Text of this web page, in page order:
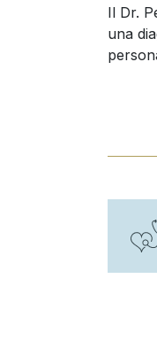
Il Dr.
una